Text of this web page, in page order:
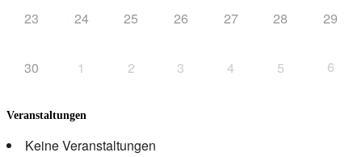
23 24 25 26 27 28 29
30 1 2 3 4 5 6
Veranstaltungen
Keine Veranstaltungen